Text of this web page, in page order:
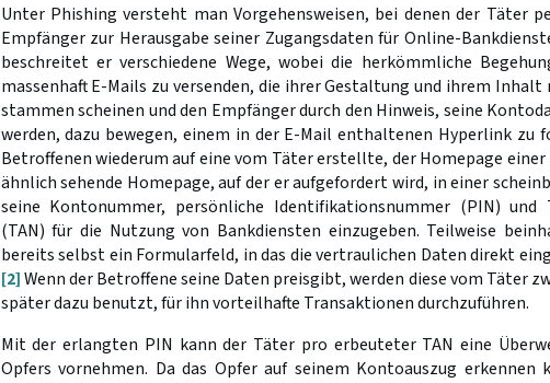
Unter Phishing versteht man Vorgehensweisen, bei denen der Täter
Empfänger zur Herausgabe seiner Zugangsdaten für Online-
beschreitet er verschiedene Wege, wobei die herkömmliche
massenhaft E-Mails zu versenden, die ihrer Gestaltung und ihrem Inhalt
stammen scheinen und den Empfänger durch den Hinweis, seine
werden, dazu bewegen, einem in der E-Mail enthaltenen Hyperlink zu
Betroffenen wiederum auf eine vom Täter erstellte, der Homepage einer
ähnlich sehende Homepage, auf der er aufgefordert wird, in einer
seine Kontonummer, persönliche Identifikationsnummer (PIN) und
(TAN) für die Nutzung von Bankdiensten einzugeben. Teilweise
bereits selbst ein Formularfeld, in das die vertraulichen Daten direkt
[2]Wenn der Betroffene seine Daten preisgibt, werden diese vom Täter
später dazu benutzt, für ihn vorteilhafte Transaktionen durchzuführen.
Mit der erlangten PIN kann der Täter pro erbeuteter TAN eine
Opfers vornehmen. Da das Opfer auf seinem Kontoauszug erkennen